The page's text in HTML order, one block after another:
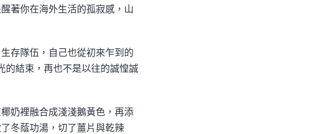
著你在海外生活的孤寂感，山
存隊伍，自己也從初來乍到的
結束，再也不是以往的誠惶誠
奶裡融合成淺淺鵝黃色，再添
冬蔭功湯，切了薑片與乾辣